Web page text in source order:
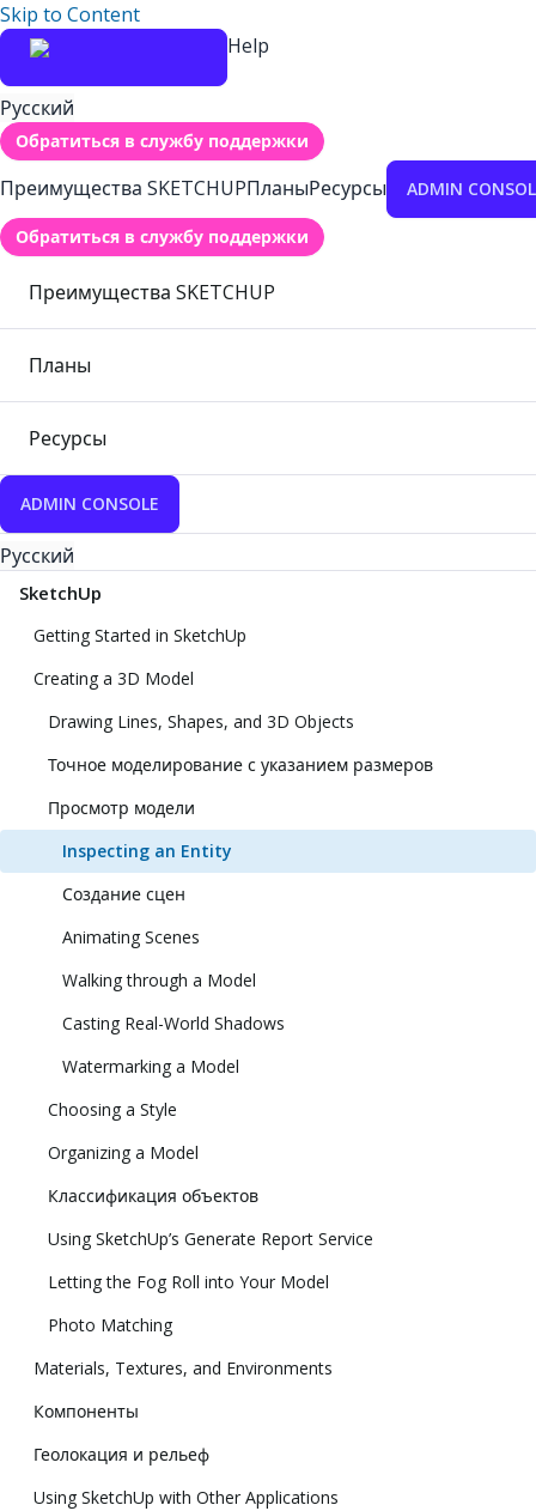
Skip to Content
Help
Русский
Обратиться в службу поддержки
Преимущества SKETCHUPПланыРесурсы ADMIN
Обратиться в службу поддержки
Преимущества SKETCHUP
Планы
Ресурсы
ADMIN CONSOLE
Русский
SketchUp
Getting Started in SketchUp
Creating a 3D Model
Drawing Lines, Shapes, and 3D Objects
Точное моделирование с указанием размеров
Просмотр модели
Inspecting an Entity
Создание сцен
Animating Scenes
Walking through a Model
Casting Real-World Shadows
Watermarking a Model
Choosing a Style
Organizing a Model
Классификация объектов
Using SketchUp’s Generate Report Service
Letting the Fog Roll into Your Model
Photo Matching
Materials, Textures, and Environments
Компоненты
Геолокация и рельеф
Using SketchUp with Other Applications